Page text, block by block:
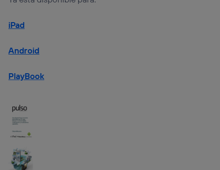
iPad
Android
PlayBook